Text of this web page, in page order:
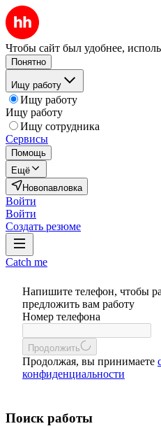
Чтобы сайт был удобнее,
Понятно
Ищу работу
Ищу работу
Ищу работу
Ищу сотрудника
Сервисы
Помощь
Ещё
Новопавловка
Войти
Войти
Создать резюме
Catch me
Напишите телефон, чтобы
предложить вам работу
Номер телефона
Продолжить
Продолжая, вы принимаете
конфиденциальности
Поиск работы